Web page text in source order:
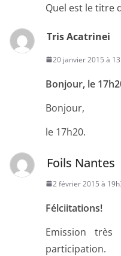
Quel est le titre
Tris Acatrinei
20 janvier 2015 à
Bonjour, le
Bonjour,
le 17h20.
Foils Nantes
2 février 2015 à
Félciitations!
Emission
participation.